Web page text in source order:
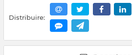
Distribuire: